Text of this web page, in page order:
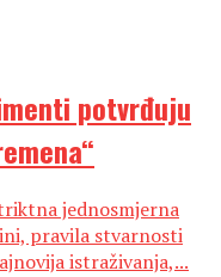
potvrđuju
jednosmjerna
pravila stvarnosti
istraživanja,...